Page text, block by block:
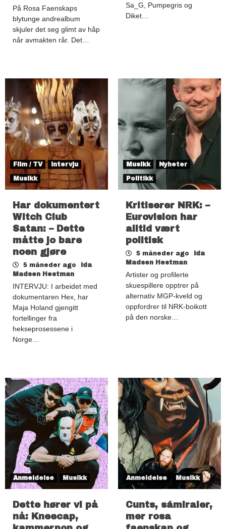
På Rosa Faenskaps
blytunge andrealbum
skjuler det seg glimt av håp
når avmakten rår. Det…
Sa_G, Pumpegris og
Diket…
Film / TV
Intervju
Musikk
Har dokumentert
Witch Club
Satan: – Dette
måtte jo bare
noen gjøre
5 måneder ago
Ida
Madsen Hestman
INTERVJU: I arbeidet med
dokumentaren Hex, har
Maja Holand gjengitt
fortellinger fra
hekseprosessene i
Norge…
Musikk
Nyheter
Politikk
Kritiserer NRK: –
Eurovision har
alltid vært
politisk
5 måneder ago
Ida
Madsen Hestman
Artister og profilerte
skuespillere opptrer på
alternativ MGP-kveld og
oppfordrer til NRK-boikott
på den norske…
Anmeldelse Musikk
Dette hører vi på
nå: Kneecap,
Anmeldelse Musikk
Cunts, sámiraier,
mer rosa